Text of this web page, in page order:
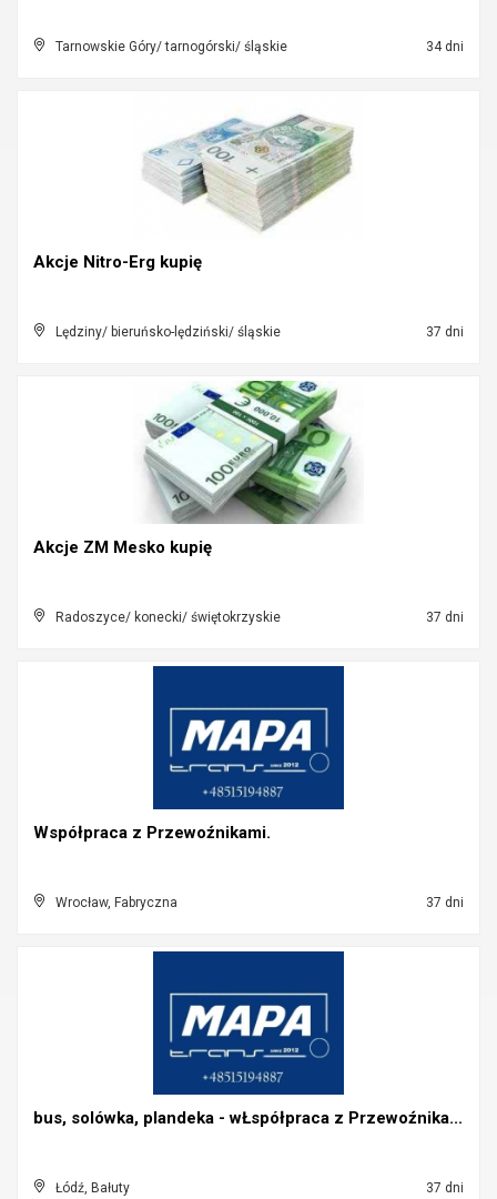
Tarnowskie Góry/ tarnogórski/ śląskie 34 dni
Akcje Nitro-Erg kupię
Lędziny/ bieruńsko-lędziński/ śląskie 37 dni
Akcje ZM Mesko kupię
Radoszyce/ konecki/ świętokrzyskie 37 dni
Współpraca z Przewoźnikami.
Wrocław, Fabryczna 37 dni
bus, solówka, plandeka - wŁspółpraca z Przewoźnika...
Łódź, Bałuty 37 dni